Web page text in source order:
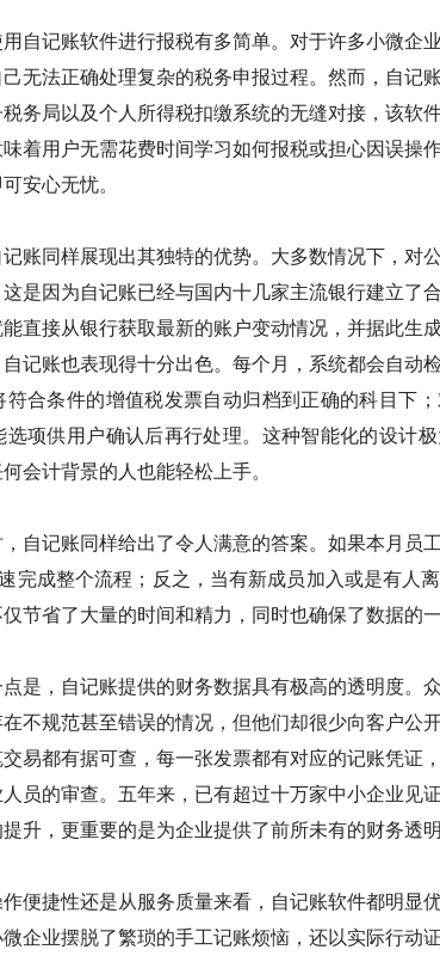
自记账软件进行报税有多简单。对于许多小微企
无法正确处理复杂的税务申报过程。然而，自记
务局以及个人所得税扣缴系统的无缝对接，该软
着用户无需花费时间学习如何报税或担心因误操
安心无忧。
账同样展现出其独特的优势。大多数情况下，对
是因为自记账已经与国内十几家主流银行建立了
直接从银行获取最新的账户变动情况，并据此生
记账也表现得十分出色。每个月，系统都会自动
符合条件的增值税发票自动归档到正确的科目下
选项供用户确认后再行处理。这种智能化的设计
会计背景的人也能轻松上手。
自记账同样给出了令人满意的答案。如果本月员
完成整个流程；反之，当有新成员加入或是有人
节省了大量的时间和精力，同时也确保了数据的
是，自记账提供的财务数据具有极高的透明度。
不规范甚至错误的情况，但他们却很少向客户公
易都有据可查，每一张发票都有对应的记账凭证
员的审查。五年来，已有超过十万家中小企业
升，更重要的是为企业提供了前所未有的财务透明
便捷性还是从服务质量来看，自记账软件都明显
企业摆脱了繁琐的手工记账烦恼，还以实际行动